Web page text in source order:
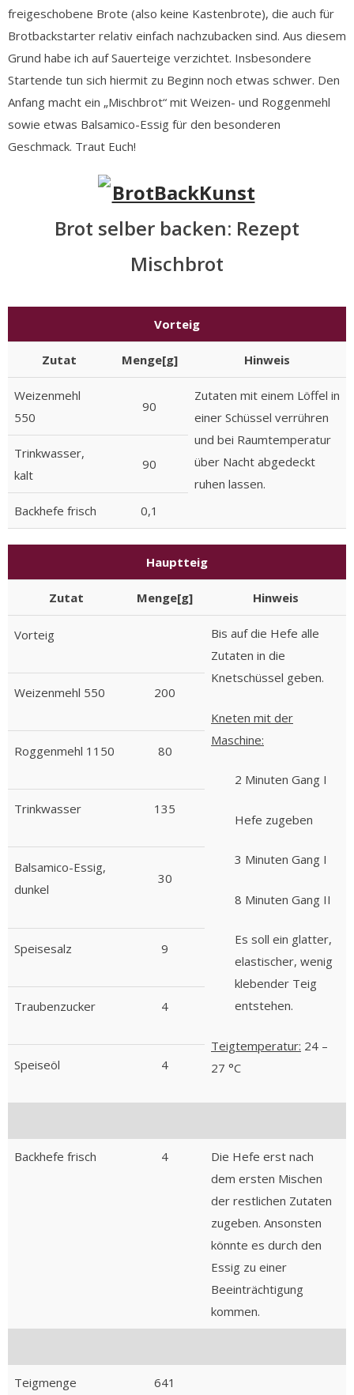
freigeschobene Brote (also keine Kastenbrote), die auch für
Brotbackstarter relativ einfach nachzubacken sind. Aus diesem
Grund habe ich auf Sauerteige verzichtet. Insbesondere
Startende tun sich hiermit zu Beginn noch etwas schwer. Den
Anfang macht ein „Mischbrot“ mit Weizen- und Roggenmehl
sowie etwas Balsamico-Essig für den besonderen
Geschmack. Traut Euch!
Brot selber backen: Rezept
Mischbrot
Vorteig
Zutat Menge[g] Hinweis
Weizenmehl
550
90
Zutaten mit einem Löffel in
einer Schüssel verrühren
und bei Raumtemperatur
über Nacht abgedeckt
ruhen lassen.
Trinkwasser,
kalt
90
Backhefe frisch 0,1
Hauptteig
Zutat Menge[g] Hinweis
Vorteig
Bis auf die Hefe alle
Zutaten in die
Knetschüssel geben.
Kneten mit der
Maschine:
2 Minuten Gang I
Hefe zugeben
3 Minuten Gang I
8 Minuten Gang II
Es soll ein glatter,
elastischer, wenig
klebender Teig
entstehen.
Teigtemperatur: 24 –
27 °C
Weizenmehl 550 200
Roggenmehl 1150 80
Trinkwasser 135
Balsamico-Essig,
dunkel
30
Speisesalz 9
Traubenzucker 4
Speiseöl 4
Backhefe frisch 4
Die Hefe erst nach
dem ersten Mischen
der restlichen Zutaten
zugeben. Ansonsten
könnte es durch den
Essig zu einer
Beeinträchtigung
kommen.
Teigmenge 641